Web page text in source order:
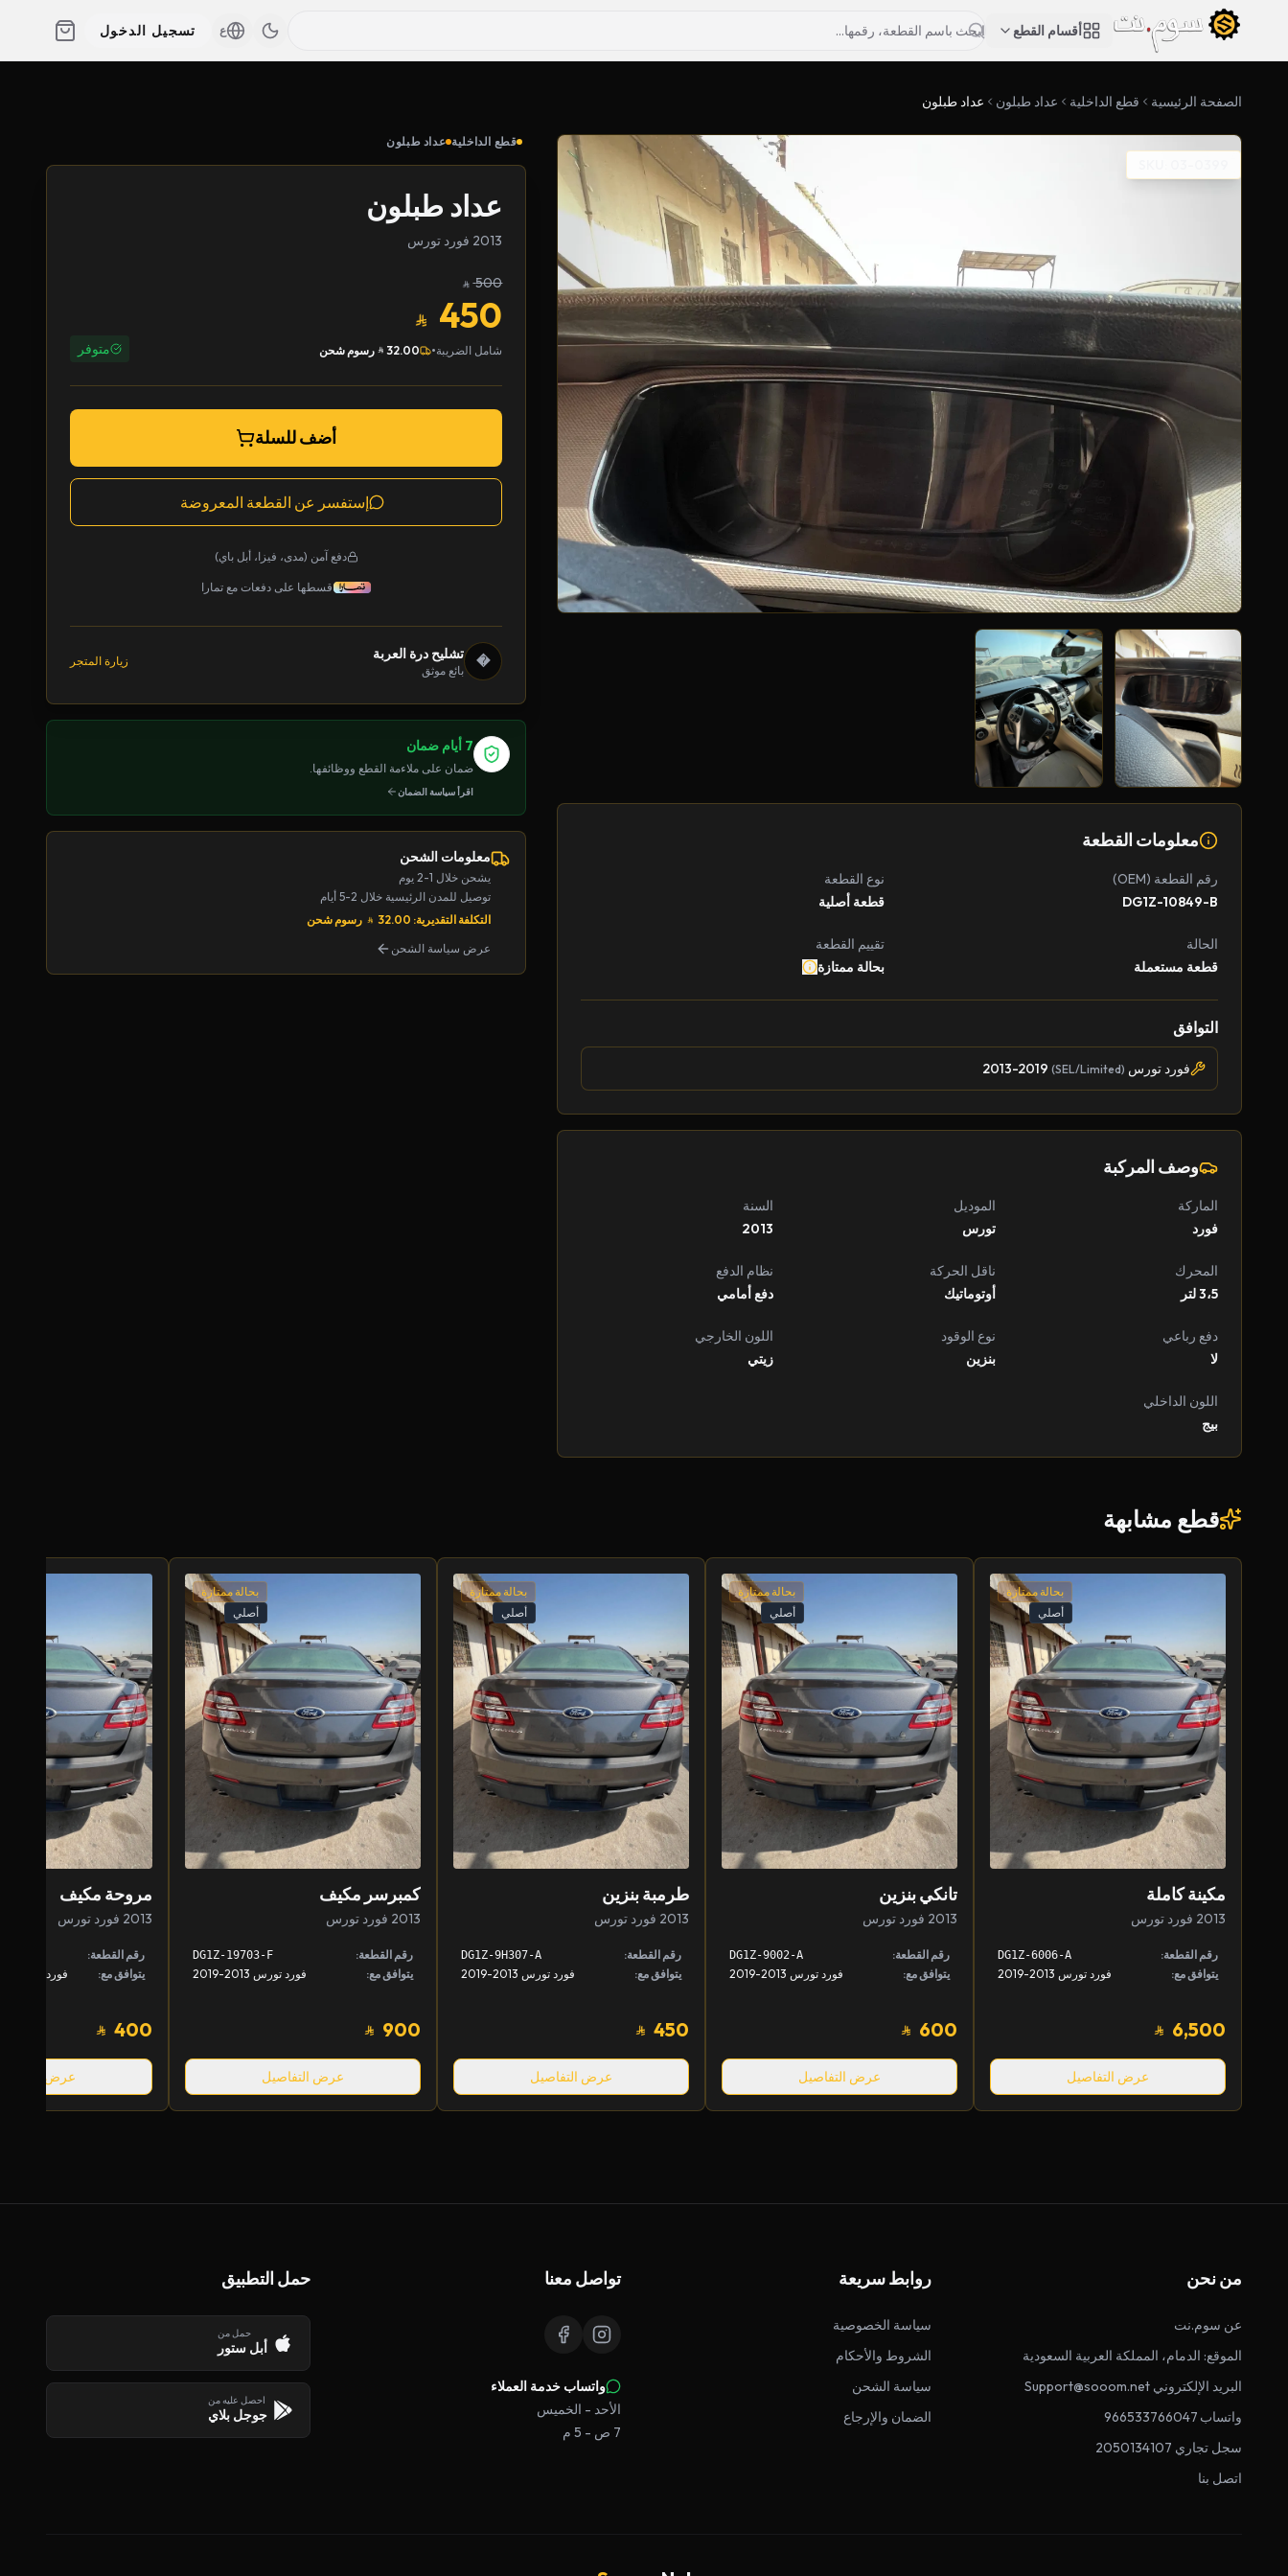
أقسام القطع ع تسجيل الدخول
الصفحة الرئيسية قطع الداخلية عداد طبلون عداد طبلون
معلومات القطعة
رقم القطعة (OEM)
DG1Z-10849-B
نوع القطعة
قطعة أصلية
الحالة
قطعة مستعملة
تقييم القطعة
بحالة ممتازة
التوافق
فورد تورس (SEL/Limited)
وصف المركبة
الماركة
فورد
الموديل
تورس
السنة
2013
المحرك
3،5 لتر
ناقل الحركة
أوتوماتيك
نظام الدفع
دفع أمامي
دفع رباعي
لا
نوع الوقود
بنزين
اللون الخارجي
زيتي
اللون الداخلي
بيج
قطع الداخلية عداد طبلون
عداد طبلون
2013 فورد تورس
500
450
شامل الضريبة•
32.00 رسوم شحن متوفر
أضف للسلة
إستفسر عن القطعة المعروضة
دفع آمن (مدى، فيزا، أبل باي)
قسطها على دفعات مع تمارا
� تشليح درة العربة
بائع موثق
زيارة المتجر
7 أيام ضمان
ضمان على ملاءمة القطع ووظائفها.
اقرأ سياسة الضمان
معلومات الشحن
يشحن خلال 1-2 يوم
توصيل للمدن الرئيسية خلال 2-5 أيام
التكلفة التقديرية: 32.00
رسوم شحن
عرض سياسة الشحن
قطع مشابهة
بحالة ممتازة
أصلي
مكينة كاملة
2013 فورد تورس
رقم القطعة: DG1Z-6006-A
يتوافق مع: فورد تورس 2013-2019
6,500
عرض التفاصيل
بحالة ممتازة
أصلي
تانكي بنزين
2013 فورد تورس
رقم القطعة: DG1Z-9002-A
يتوافق مع: فورد تورس 2013-2019
600
عرض التفاصيل
بحالة ممتازة
أصلي
طرمبة بنزين
2013 فورد تورس
رقم القطعة: DG1Z-9H307-A
يتوافق مع: فورد تورس 2013-2019
450
عرض التفاصيل
بحالة ممتازة
أصلي
كمبرسر مكيف
2013 فورد تورس
رقم القطعة: DG1Z-19703-F
يتوافق مع: فورد تورس 2013-2019
900
عرض التفاصيل
مروحة مكيف
2013 فورد تورس
رقم القطعة:
يتوافق مع:
400
عرض
من نحن
عن سوم.نت
الموقع: الدمام، المملكة العربية السعودية
البريد الإلكتروني Support@sooom.net
واتساب 966533766047
سجل تجاري 2050134107
اتصل بنا
روابط سريعة
سياسة الخصوصية
الشروط والأحكام
سياسة الشحن
الضمان والإرجاع
تواصل معنا
واتساب خدمة العملاء
الأحد - الخميس
7 ص - 5 م
حمل التطبيق
حمل من
أبل ستور
احصل عليه من
جوجل بلاي